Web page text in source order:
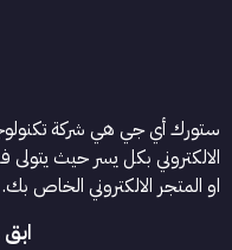
ستورك أي جي هي شركة
الالكتروني بكل يسر حيث
او المتجر الالكتروني الخاص بك.